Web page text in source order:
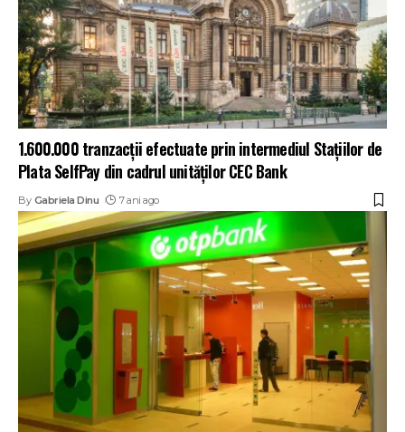
1.600.000 tranzacții efectuate prin intermediul Stațiilor de
Plata SelfPay din cadrul unităților CEC Bank
By Gabriela Dinu 7 ani ago